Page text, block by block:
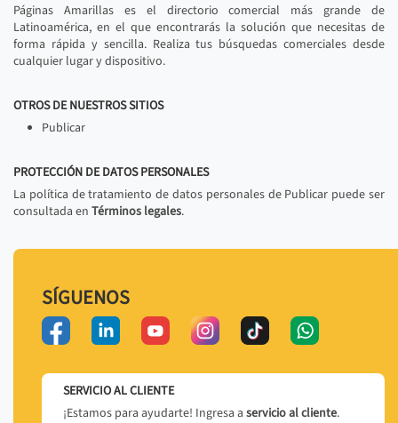
Páginas Amarillas es el directorio comercial más grande de
Latinoamérica, en el que encontrarás la solución que necesitas de
forma rápida y sencilla. Realiza tus búsquedas comerciales desde
cualquier lugar y dispositivo.
OTROS DE NUESTROS SITIOS
Publicar
PROTECCIÓN DE DATOS PERSONALES
La política de tratamiento de datos personales de Publicar puede ser
consultada en Términos legales.
SÍGUENOS
SERVICIO AL CLIENTE
¡Estamos para ayudarte! Ingresa a servicio al cliente.